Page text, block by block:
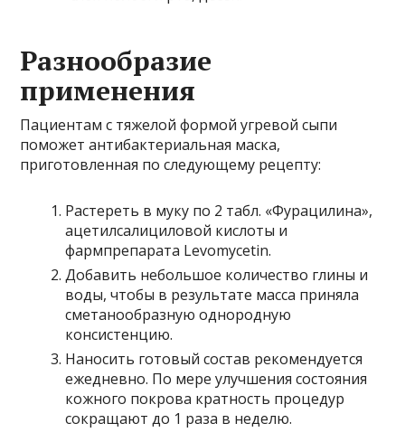
Разнообразие
применения
Пациентам с тяжелой формой угревой сыпи
поможет антибактериальная маска,
приготовленная по следующему рецепту:
Растереть в муку по 2 табл. «Фурацилина»,
ацетилсалициловой кислоты и
фармпрепарата Levomycetin.
Добавить небольшое количество глины и
воды, чтобы в результате масса приняла
сметанообразную однородную
консистенцию.
Наносить готовый состав рекомендуется
ежедневно. По мере улучшения состояния
кожного покрова кратность процедур
сокращают до 1 раза в неделю.